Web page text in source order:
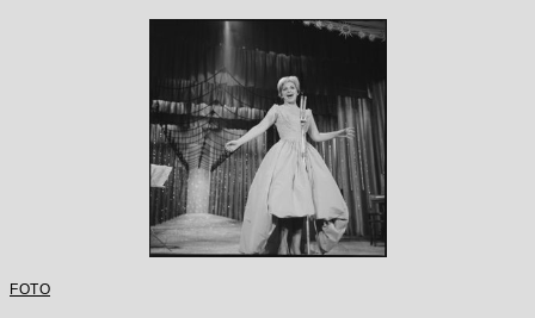
FOTO